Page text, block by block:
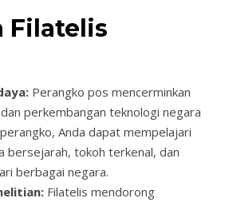
Filatelis
Perangko pos mencerminkan
perkembangan teknologi negara
Anda dapat mempelajari
bersejarah, tokoh terkenal, dan
berbagai negara.
Filatelis mendorong